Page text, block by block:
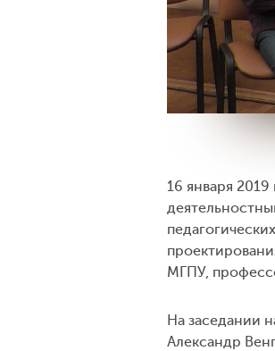
16 января
МГПУ,
На заседании
Александр